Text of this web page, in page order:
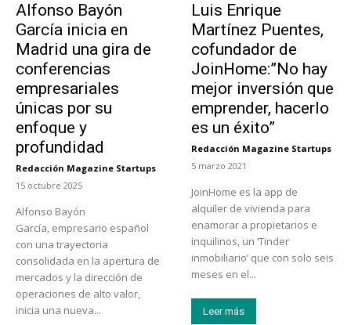
Alfonso Bayón
García inicia en
Madrid una gira de
conferencias
empresariales
únicas por su
enfoque y
profundidad
Redacción Magazine Startups
-
15 octubre 2025
Alfonso Bayón
García, empresario español
con una trayectoria
consolidada en la apertura de
mercados y la dirección de
operaciones de alto valor,
inicia una nueva...
Luis Enrique
Martínez Puentes,
cofundador de
JoinHome:”No hay
mejor inversión que
emprender, hacerlo
es un éxito”
Redacción Magazine Startups
-
5 marzo 2021
JoinHome es la app de
alquiler de vivienda para
enamorar a propietarios e
inquilinos, un ‘Tinder
inmobiliario’ que con solo seis
meses en el...
Leer más